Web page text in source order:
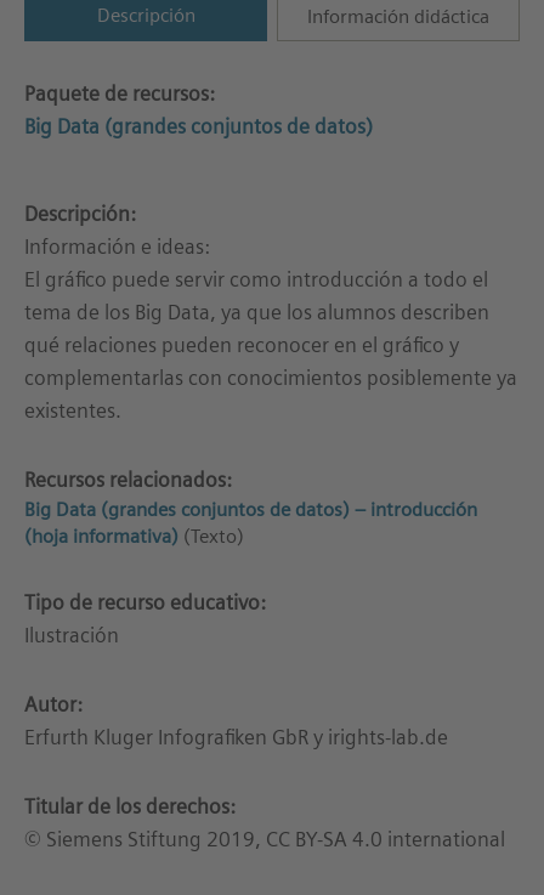
Descripción Información didáctica
Paquete de recursos:
Big Data (grandes conjuntos de datos)
Descripción:
Información e ideas:
El gráfico puede servir como introducción a todo el
tema de los Big Data, ya que los alumnos describen
qué relaciones pueden reconocer en el gráfico y
complementarlas con conocimientos posiblemente ya
existentes.
Recursos relacionados:
Big Data (grandes conjuntos de datos) – introducción
(hoja informativa) (Texto)
Tipo de recurso educativo:
Ilustración
Autor:
Erfurth Kluger Infografiken GbR y irights-lab.de
Titular de los derechos:
© Siemens Stiftung 2019, CC BY-SA 4.0 international